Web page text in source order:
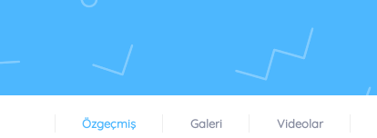
Özgeçmiş Galeri Videolar